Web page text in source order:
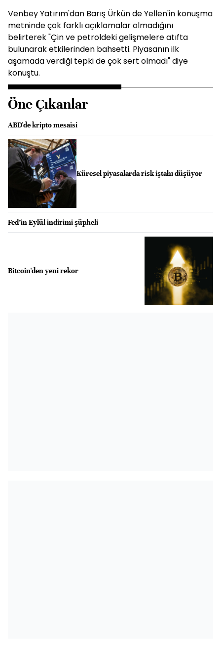
Venbey Yatırım'dan Barış Ürkün de Yellen'in konuşma
metninde çok farklı açıklamalar olmadığını
belirterek "Çin ve petroldeki gelişmelere atıfta
bulunarak etkilerinden bahsetti. Piyasanın ilk
aşamada verdiği tepki de çok sert olmadı" diye
konuştu.
Öne Çıkanlar
ABD'de kripto mesaisi
Küresel piyasalarda risk iştahı düşüyor
Fed’in Eylül indirimi şüpheli
Bitcoin'den yeni rekor